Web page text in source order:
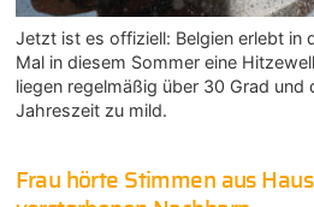
Jetzt ist es offiziell: Belgien erlebt in
Mal in diesem Sommer eine
liegen regelmäßig über 30 Grad und
Jahreszeit zu mild.
Frau hörte Stimmen aus